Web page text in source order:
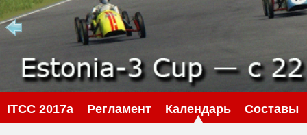
ITCC 2017a Регламент Календарь Составы